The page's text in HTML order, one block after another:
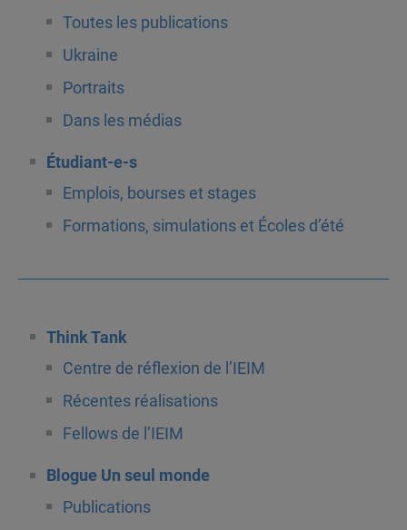
Toutes les publications
Ukraine
Portraits
Dans les médias
Étudiant-e-s
Emplois, bourses et stages
Formations, simulations et Écoles d’été
Think Tank
Centre de réflexion de l’IEIM
Récentes réalisations
Fellows de l’IEIM
Blogue Un seul monde
Publications